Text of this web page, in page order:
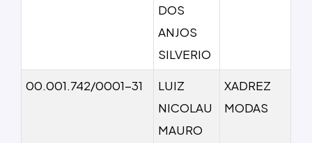
DOS
ANJOS
SILVERIO
00.001.742/0001-31
LUIZ
NICOLAU
MAURO
XADREZ
MODAS